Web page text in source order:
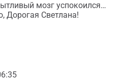
мозг успокоился…
Дорогая Светлана!